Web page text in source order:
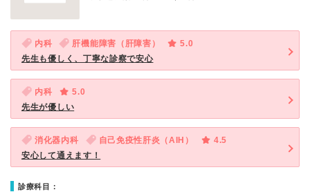
内科 肝機能障害（肝障害）
5.0
先生も優しく、丁寧な診察で安心
内科
5.0
先生が優しい
消化器内科 自己免疫性肝炎（AIH）
4.5
安心して通えます！
診療科目：